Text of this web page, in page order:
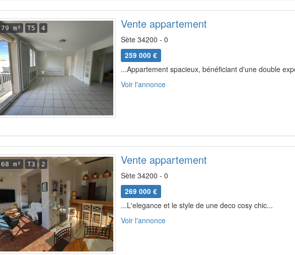
79 m² T5 4 Vente appartement
Sète 34200 - 0
259 000 €
...Appartement spacieux, bénéficiant d'une double
Voir l'annonce
68 m² T3 2 Vente appartement
Sète 34200 - 0
269 000 €
...L'elegance et le style de une deco cosy chic...
Voir l'annonce